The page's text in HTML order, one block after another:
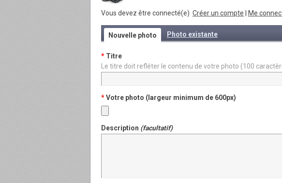
Vous devez être connecté(e) Créer un compte Me
Nouvelle photo Photo existante
* Titre
Le titre doit refléter le contenu de votre photo (100
*Votre photo (largeur minimum de 600px)
Description (facultatif)